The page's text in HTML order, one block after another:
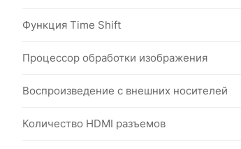
Функция Time Shift
Процессор обработки изображения
Воспроизведение с внешних носителей
Количество HDMI разъемов